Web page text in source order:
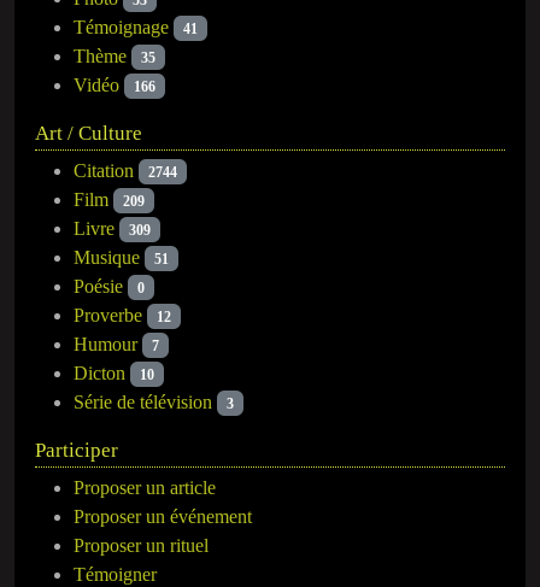
Témoignage 41
Thème 35
Vidéo 166
Art / Culture
Citation 2744
Film 209
Livre 309
Musique 51
Poésie 0
Proverbe 12
Humour 7
Dicton 10
Série de télévision 3
Participer
Proposer un article
Proposer un événement
Proposer un rituel
Témoigner